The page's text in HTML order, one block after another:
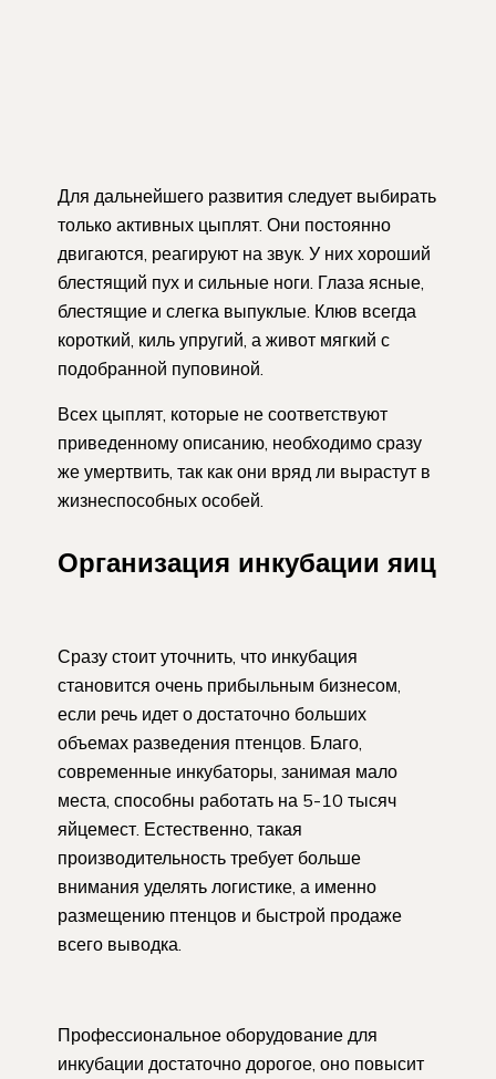
Для дальнейшего развития следует выбирать
только активных цыплят. Они постоянно
двигаются, реагируют на звук. У них хороший
блестящий пух и сильные ноги. Глаза ясные,
блестящие и слегка выпуклые. Клюв всегда
короткий, киль упругий, а живот мягкий с
подобранной пуповиной.
Всех цыплят, которые не соответствуют
приведенному описанию, необходимо сразу
же умертвить, так как они вряд ли вырастут в
жизнеспособных особей.
Организация инкубации яиц
Сразу стоит уточнить, что инкубация
становится очень прибыльным бизнесом,
если речь идет о достаточно больших
объемах разведения птенцов. Благо,
современные инкубаторы, занимая мало
места, способны работать на 5-10 тысяч
яйцемест. Естественно, такая
производительность требует больше
внимания уделять логистике, а именно
размещению птенцов и быстрой продаже
всего выводка.
Профессиональное оборудование для
инкубации достаточно дорогое, оно повысит